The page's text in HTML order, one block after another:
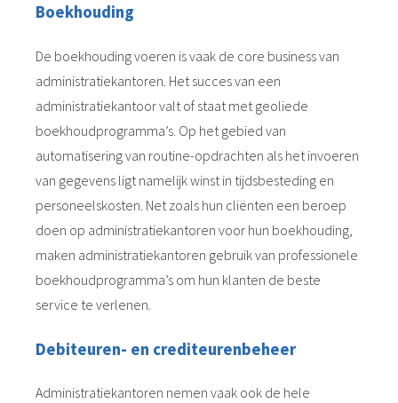
Boekhouding
De boekhouding voeren is vaak de core business van
administratiekantoren. Het succes van een
administratiekantoor valt of staat met geoliede
boekhoudprogramma’s. Op het gebied van
automatisering van routine-opdrachten als het invoeren
van gegevens ligt namelijk winst in tijdsbesteding en
personeelskosten. Net zoals hun cliënten een beroep
doen op administratiekantoren voor hun boekhouding,
maken administratiekantoren gebruik van professionele
boekhoudprogramma’s om hun klanten de beste
service te verlenen.
Debiteuren- en crediteurenbeheer
Administratiekantoren nemen vaak ook de hele